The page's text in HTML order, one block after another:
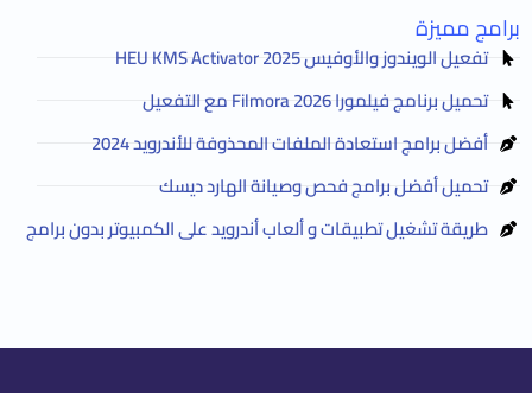
برامج مميزة
تفعيل الويندوز والأوفيس HEU KMS Activator 2025
تحميل برنامج فيلمورا Filmora 2026 مع التفعيل
أفضل برامج استعادة الملفات المحذوفة للأندرويد 2024
تحميل أفضل برامج فحص وصيانة الهارد ديسك
طريقة تشغيل تطبيقات و ألعاب أندرويد على الكمبيوتر بدون برامج